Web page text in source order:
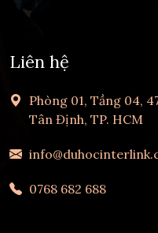
Liên hệ
Phòng 01, Tầng 04,
Tân Định, TP. HCM
0768 682 688